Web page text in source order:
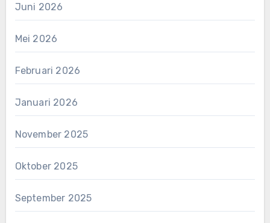
Juni 2026
Mei 2026
Februari 2026
Januari 2026
November 2025
Oktober 2025
September 2025